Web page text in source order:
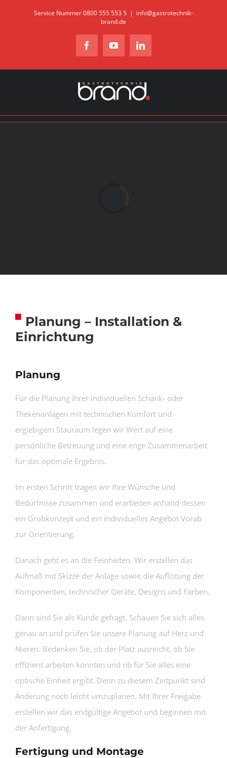
Service Nummer 0800 555 553 5 | info@gastrotechnik-
brand.de
FacebookYouTubeLinkedIn
Planung – Installation &
Einrichtung
Planung
Für die Planung Ihrer individuellen Schank- oder
Thekenanlagen mit technischen Komfort und
ergiebigem Stauraum legen wir Wert auf eine
persönliche Betreuung und eine enge Zusammenarbeit
für das optimale Ergebnis.
Im ersten Schritt tragen wir Ihre Wünsche und
Bedürfnisse zusammen und erarbeiten anhand dessen
ein Grobkonzept und ein individuelles Angebot Vorab
zur Orientierung.
Danach geht es an die Feinheiten. Wir erstellen das
Aufmaß mit Skizze der Anlage sowie die Auflistung der
Komponenten, technischer Geräte, Designs und Farben.
Dann sind Sie als Kunde gefragt. Schauen Sie sich alles
genau an und prüfen Sie unsere Planung auf Herz und
Nieren. Bedenken Sie, ob der Platz ausreicht, ob Sie
effizient arbeiten könnten und ob für Sie alles eine
optische Einheit ergibt. Denn zu diesem Zeitpunkt sind
Änderung noch leicht umzuplanen. Mit Ihrer Freigabe
erstellen wir das endgültige Angebot und beginnen mit
der Anfertigung.
Fertigung und Montage